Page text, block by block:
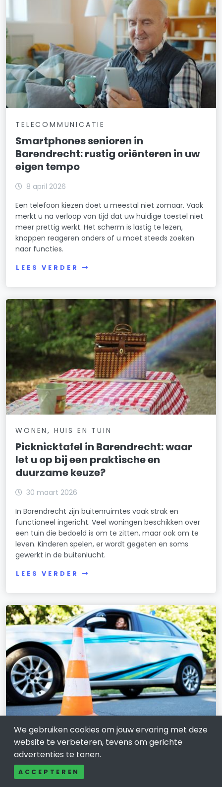
TELECOMMUNICATIE
Smartphones senioren in
Barendrecht: rustig oriënteren in uw
eigen tempo
8 april 2026
Een telefoon kiezen doet u meestal niet zomaar. Vaak
merkt u na verloop van tijd dat uw huidige toestel niet
meer prettig werkt. Het scherm is lastig te lezen,
knoppen reageren anders of u moet steeds zoeken
naar functies.
LEES VERDER
WONEN, HUIS EN TUIN
Picknicktafel in Barendrecht: waar
let u op bij een praktische en
duurzame keuze?
30 maart 2026
In Barendrecht zijn buitenruimtes vaak strak en
functioneel ingericht. Veel woningen beschikken over
een tuin die bedoeld is om te zitten, maar ook om te
leven. Kinderen spelen, er wordt gegeten en soms
gewerkt in de buitenlucht.
LEES VERDER
OPLEIDING, CARRIÈRE EN WERK
Rijschool Waddinxveen en
omgeving: zo kies je met vertrouwen
We gebruiken cookies om jouw ervaring met deze
website te verbeteren, tevens om gerichte
advertenties te tonen.
ACCEPTEREN